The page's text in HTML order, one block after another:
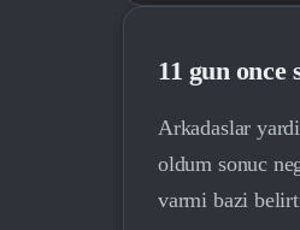
11 gun
Arkadaslar
oldum sonuc
varmi bazi